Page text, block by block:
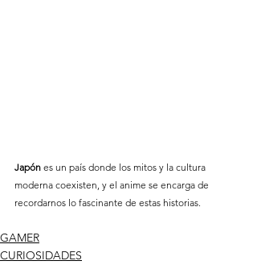
Japón es un país donde los mitos y la cultura
moderna coexisten, y el anime se encarga de
recordarnos lo fascinante de estas historias.
GAMER
CURIOSIDADES